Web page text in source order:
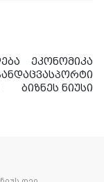
ეკონომიკა
სპორტი
ბიზნეს ნიუსი